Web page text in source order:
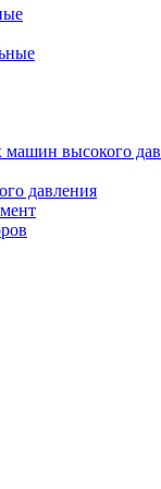
высокого
давления